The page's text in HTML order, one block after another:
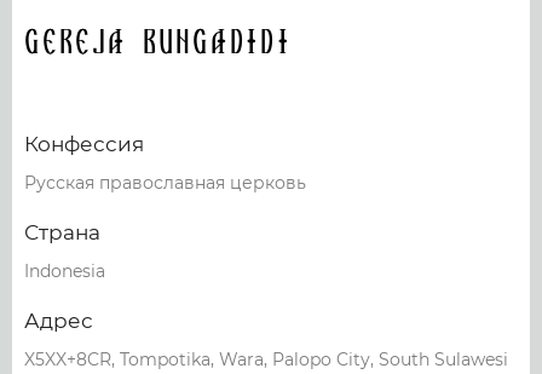
Gereja Bungadidi
Конфессия
Русская православная церковь
Страна
Indonesia
Адрес
X5XX+8CR, Tompotika, Wara, Palopo City, South Sulawesi